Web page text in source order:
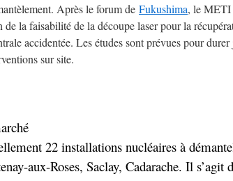
Après le forum de Fukushima, le METI
de la faisabilité de la découpe laser pour la
accidentée. Les études sont prévues pour
sur site.
22 installations nucléaires à
aux-Roses, Saclay, Cadarache. Il s’agit